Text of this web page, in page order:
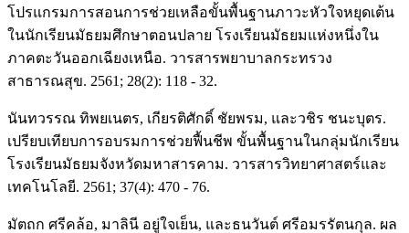
โปรแกรมการสอนการช่วยเหลือขั้นพื้นฐานภาวะหัวใจหยุดเต้น
ในนักเรียนมัธยมศึกษาตอนปลาย โรงเรียนมัธยมแห่งหนึ่งใน
ภาคตะวันออกเฉียงเหนือ. วารสารพยาบาลกระทรวง
สาธารณสุข. 2561; 28(2): 118 - 32.
นันทวรรณ ทิพยเนตร, เกียรติศักดิ์ ชัยพรม, และวชิร ชนะบุตร.
เปรียบเทียบการอบรมการช่วยฟื้นชีพ ขั้นพื้นฐานในกลุ่มนักเรียน
โรงเรียนมัธยมจังหวัดมหาสารคาม. วารสารวิทยาศาสตร์และ
เทคโนโลยี. 2561; 37(4): 470 - 76.
มัตถก ศรีคล้อ, มาลินี อยู่ใจเย็น, และธนวันต์ ศรีอมรรัตนกุล. ผล